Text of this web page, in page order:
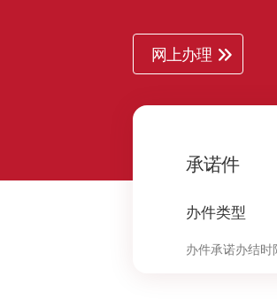
网上办理
承诺件
办件类型
办件承诺办结时